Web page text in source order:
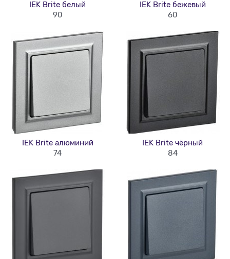
IEK Brite белый
90
IEK Brite бежевый
60
IEK Brite алюминий
74
IEK Brite чёрный
84